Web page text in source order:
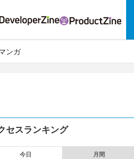
ンガ
セスランキング
今日 月間